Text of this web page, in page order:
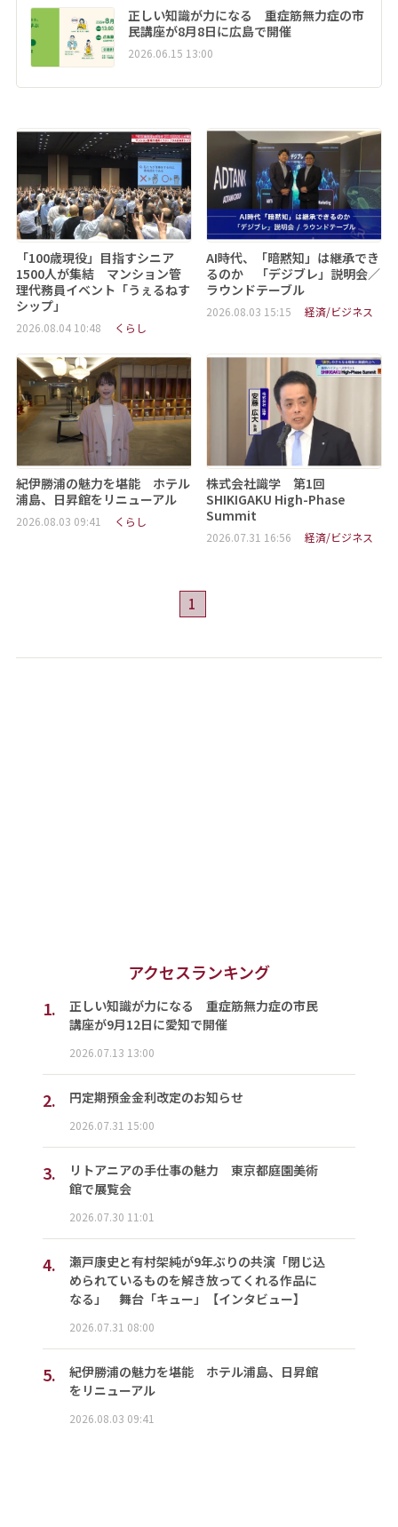
正しい知識が力になる 重症筋無力症の市
民講座が8月8日に広島で開催
2026.06.15 13:00
「100歳現役」目指すシニア
1500人が集結 マンション管
理代務員イベント「うぇるねす
シップ」
2026.08.04 10:48 くらし
AI時代、「暗黙知」は継承でき
るのか 「デジブレ」説明会／
ラウンドテーブル
2026.08.03 15:15 経済/ビジネス
紀伊勝浦の魅力を堪能 ホテル
浦島、日昇館をリニューアル
2026.08.03 09:41 くらし
株式会社識学 第1回
SHIKIGAKU High-Phase
Summit
2026.07.31 16:56 経済/ビジネス
1
アクセスランキング
1.
正しい知識が力になる 重症筋無力症の市民
講座が9月12日に愛知で開催
2026.07.13 13:00
2. 円定期預金金利改定のお知らせ
2026.07.31 15:00
3.
リトアニアの手仕事の魅力 東京都庭園美術
館で展覧会
2026.07.30 11:01
4.
瀬戸康史と有村架純が9年ぶりの共演「閉じ込
められているものを解き放ってくれる作品に
なる」 舞台「キュー」【インタビュー】
2026.07.31 08:00
5.
紀伊勝浦の魅力を堪能 ホテル浦島、日昇館
をリニューアル
2026.08.03 09:41